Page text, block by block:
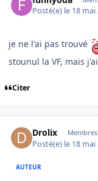
Posté(e) le 18 mai
je ne l'ai pas trouvé
stounul la VF, mais
Citer
Drolix
Posté(e) le 18 mai
AUTEUR